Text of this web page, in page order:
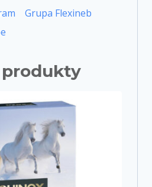
Grupa Flexineb
produkty